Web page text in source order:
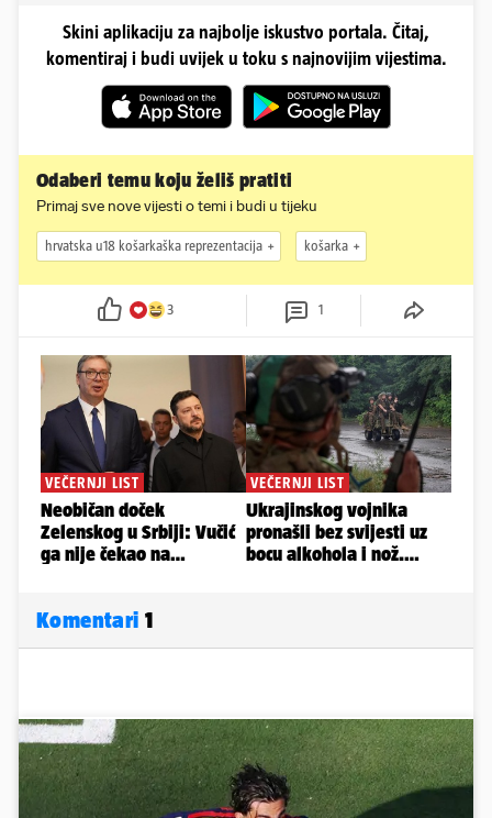
Skini aplikaciju za najbolje iskustvo portala. Čitaj,
komentiraj i budi uvijek u toku s najnovijim vijestima.
Odaberi temu koju želiš pratiti
Primaj sve nove vijesti o temi i budi u tijeku
hrvatska u18 košarkaška reprezentacija košarka
3 1
Komentari 1